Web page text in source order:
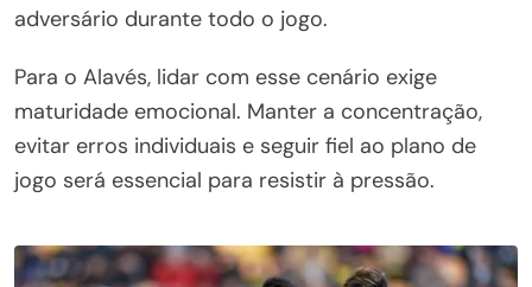
adversário durante todo o jogo.
Para o Alavés, lidar com esse cenário exige
maturidade emocional. Manter a concentração,
evitar erros individuais e seguir fiel ao plano de
jogo será essencial para resistir à pressão.